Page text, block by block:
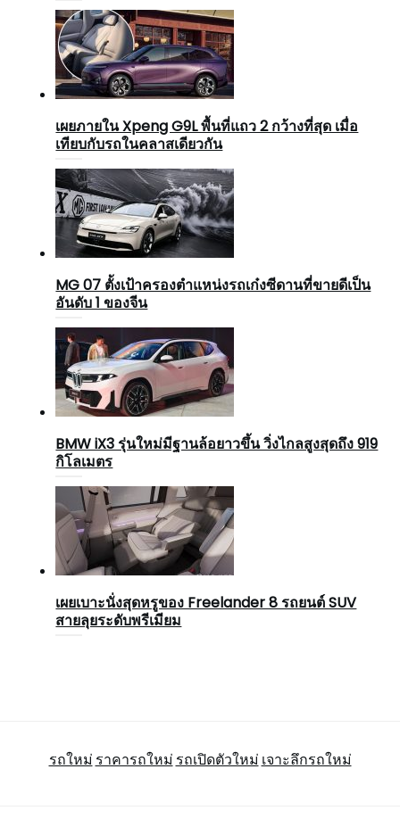
เผยภายใน Xpeng G9L พื้นที่แถว 2 กว้างที่สุด เมื่อ
เทียบกับรถในคลาสเดียวกัน
MG 07 ตั้งเป้าครองตำแหน่งรถเก๋งซีดานที่ขายดีเป็น
อันดับ 1 ของจีน
BMW iX3 รุ่นใหม่มีฐานล้อยาวขึ้น วิ่งไกลสูงสุดถึง 919
กิโลเมตร
เผยเบาะนั่งสุดหรูของ Freelander 8 รถยนต์ SUV
สายลุยระดับพรีเมียม
รถใหม่ ราคารถใหม่ รถเปิดตัวใหม่ เจาะลึกรถใหม่